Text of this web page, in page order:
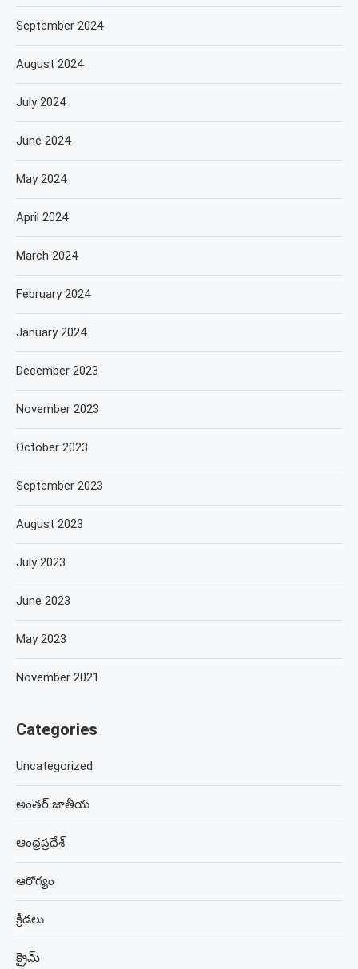
September 2024
August 2024
July 2024
June 2024
May 2024
April 2024
March 2024
February 2024
January 2024
December 2023
November 2023
October 2023
September 2023
August 2023
July 2023
June 2023
May 2023
November 2021
Categories
Uncategorized
అంతర్ జాతీయ
ఆంధ్రప్రదేశ్
ఆరోగ్యం
క్రీడలు
క్రైమ్